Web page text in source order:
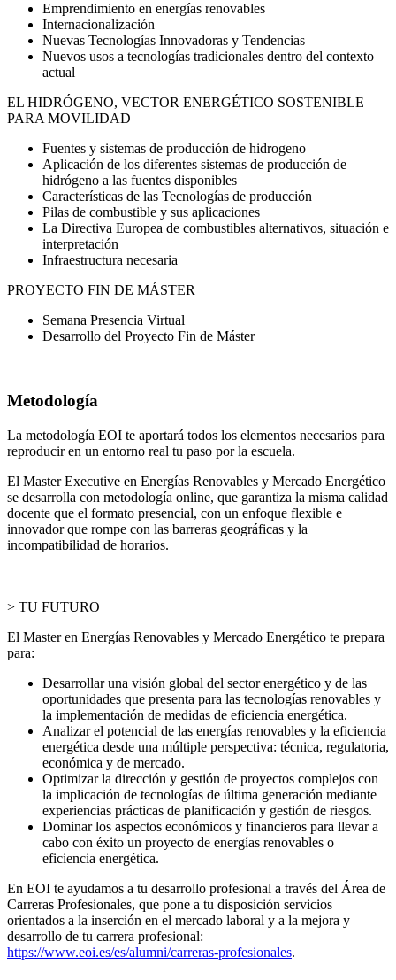
Emprendimiento en energías renovables
Internacionalización
Nuevas Tecnologías Innovadoras y Tendencias
Nuevos usos a tecnologías tradicionales dentro del contexto
actual
EL HIDRÓGENO, VECTOR ENERGÉTICO SOSTENIBLE
PARA MOVILIDAD
Fuentes y sistemas de producción de hidrogeno
Aplicación de los diferentes sistemas de producción de
hidrógeno a las fuentes disponibles
Características de las Tecnologías de producción
Pilas de combustible y sus aplicaciones
La Directiva Europea de combustibles alternativos, situación e
interpretación
Infraestructura necesaria
PROYECTO FIN DE MÁSTER
Semana Presencia Virtual
Desarrollo del Proyecto Fin de Máster
Metodología
La metodología EOI te aportará todos los elementos necesarios para
reproducir en un entorno real tu paso por la escuela.
El Master Executive en Energías Renovables y Mercado Energético
se desarrolla con metodología online, que garantiza la misma calidad
docente que el formato presencial, con un enfoque flexible e
innovador que rompe con las barreras geográficas y la
incompatibilidad de horarios.
> TU FUTURO
El Master en Energías Renovables y Mercado Energético te prepara
para:
Desarrollar una visión global del sector energético y de las
oportunidades que presenta para las tecnologías renovables y
la implementación de medidas de eficiencia energética.
Analizar el potencial de las energías renovables y la eficiencia
energética desde una múltiple perspectiva: técnica, regulatoria,
económica y de mercado.
Optimizar la dirección y gestión de proyectos complejos con
la implicación de tecnologías de última generación mediante
experiencias prácticas de planificación y gestión de riesgos.
Dominar los aspectos económicos y financieros para llevar a
cabo con éxito un proyecto de energías renovables o
eficiencia energética.
En EOI te ayudamos a tu desarrollo profesional a través del Área de
Carreras Profesionales, que pone a tu disposición servicios
orientados a la inserción en el mercado laboral y a la mejora y
desarrollo de tu carrera profesional:
https://www.eoi.es/es/alumni/carreras-profesionales.